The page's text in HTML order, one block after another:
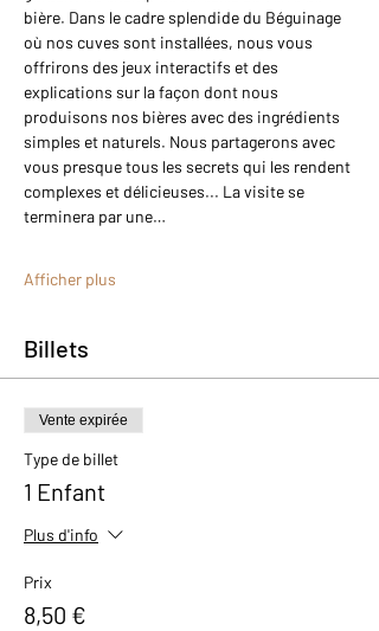
bière. Dans le cadre splendide du Béguinage
où nos cuves sont installées, nous vous
offrirons des jeux interactifs et des
explications sur la façon dont nous
produisons nos bières avec des ingrédients
simples et naturels. Nous partagerons avec
vous presque tous les secrets qui les rendent
complexes et délicieuses... La visite se
terminera par une…
Afficher plus
Billets
Vente expirée
Type de billet
1 Enfant
Plus d'info
Prix
8,50 €